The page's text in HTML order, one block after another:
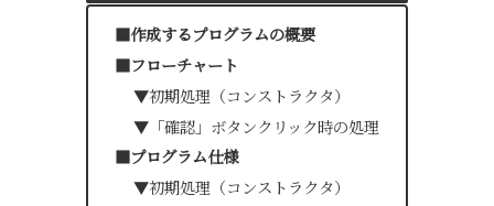
■作成するプログラムの概要
■フローチャート
▼初期処理（コンストラクタ）
▼「確認」ボタンクリック時の処理
■プログラム仕様
▼初期処理（コンストラクタ）